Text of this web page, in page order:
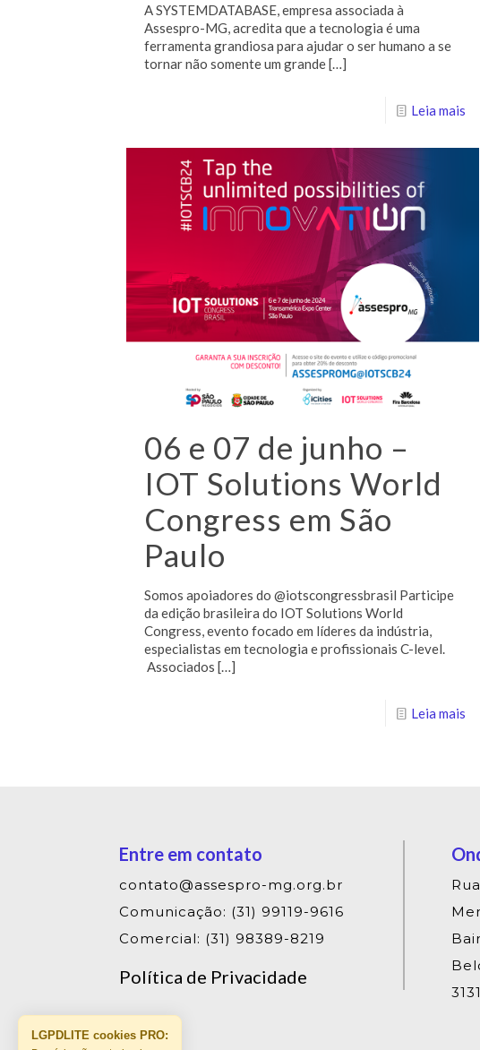
A SYSTEMDATABASE, empresa associada à
Assespro-MG, acredita que a tecnologia é uma
ferramenta grandiosa para ajudar o ser humano a se
tornar não somente um grande[…]
Leia mais
06 e 07 de junho –
IOT Solutions World
Congress em São
Paulo
Somos apoiadores do @iotscongressbrasil Participe
da edição brasileira do IOT Solutions World
Congress, evento focado em líderes da indústria,
especialistas em tecnologia e profissionais C-level.
Associados […]
Leia mais
Entre em contato
contato@assespro-mg.org.br
Comunicação: (31) 99119-9616
Comercial: (31) 98389-8219
Política de Privacidade
LGPDLITE cookies PRO: